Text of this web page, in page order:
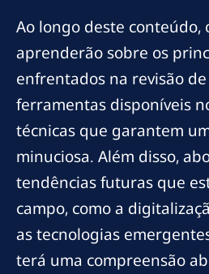
Ao longo deste conteúdo,
aprenderão sobre os
enfrentados na revisão
ferramentas disponíveis
técnicas que garantem
minuciosa. Além disso,
tendências futuras que
campo, como a
as tecnologias
terá uma compreensão